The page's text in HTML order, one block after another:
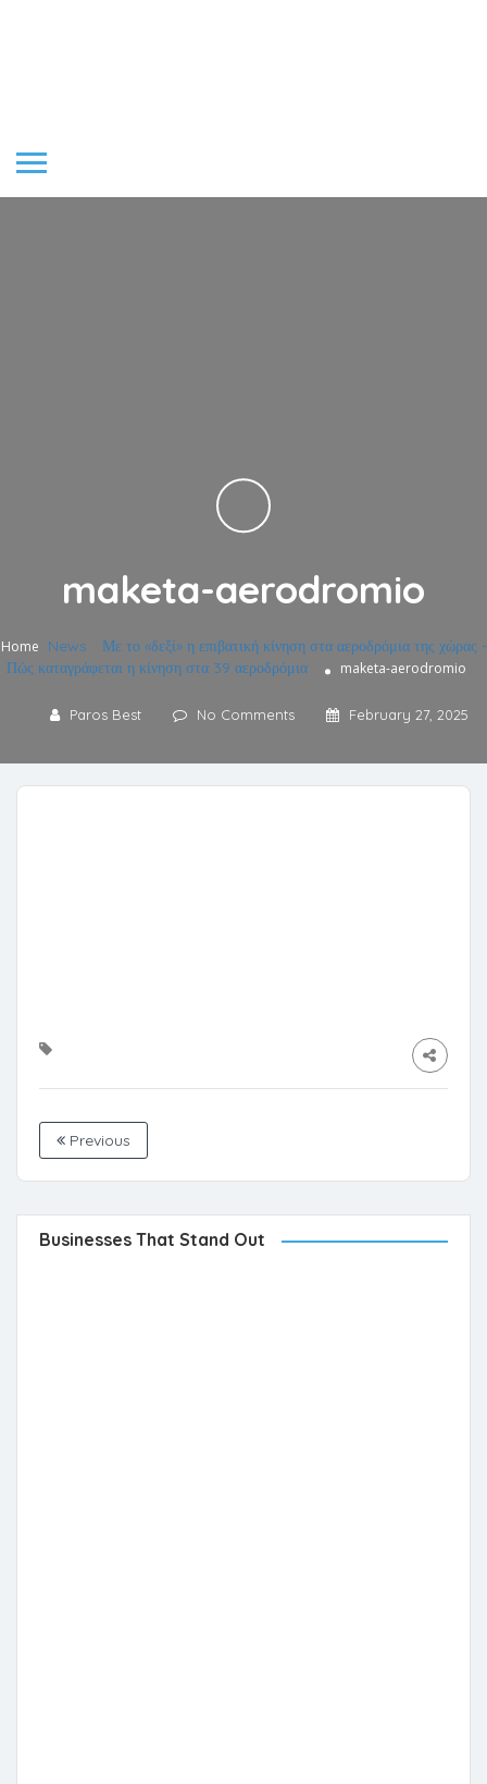
maketa-aerodromio
Home News
Με το «δεξί» η επιβατική κίνηση στα αεροδρόμια της χώρας -
Πώς καταγράφεται η κίνηση στα 39 αεροδρόμια
maketa-aerodromio
Paros Best No Comments February 27, 2025
Previous
Businesses That Stand Out